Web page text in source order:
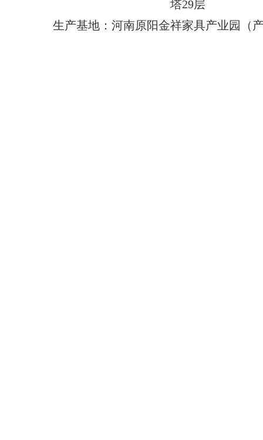
塔29层
生产基地：河南原阳金祥家具产业园（